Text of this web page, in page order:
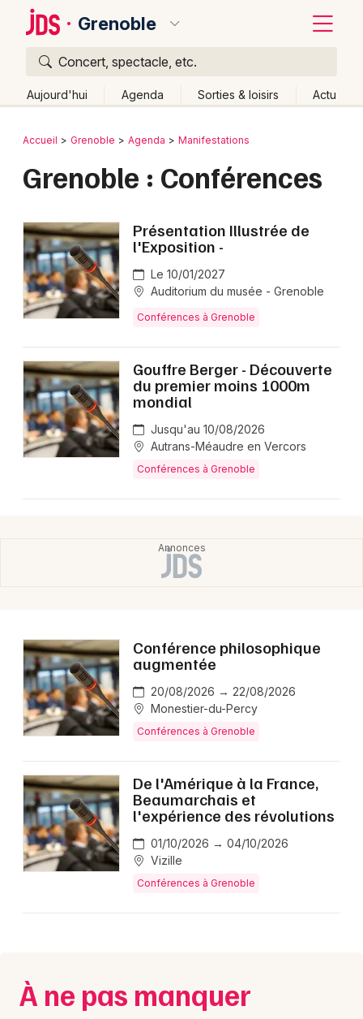
Grenoble
Concert, spectacle, etc.
Aujourd'hui Agenda Sorties & loisirs Actu
Publier un événement
Grands événements
Activité & Expérience
Manifestations
Foires & salons
Spectacles
Concerts
Conférences en Isère
Conférences en Rhône-Alpes
Newsletter des sorties
Artistes en tournée
Bordeaux
Lille
Lyon
Marseille
Montpellier
Nantes
Nice
Strasbourg
Retour
Accueil Grenoble Agenda Manifestations
Grenoble : Conférences
Présentation Illustrée de
l'Exposition -
Le 10/01/2027
Auditorium du musée - Grenoble
Conférences à Grenoble
Gouffre Berger - Découverte
du premier moins 1000m
mondial
Jusqu'au 10/08/2026
Autrans-Méaudre en Vercors
Conférences à Grenoble
Conférence philosophique
augmentée
20/08/2026 → 22/08/2026
Monestier-du-Percy
Conférences à Grenoble
De l'Amérique à la France,
Beaumarchais et
l'expérience des révolutions
01/10/2026 → 04/10/2026
Vizille
Conférences à Grenoble
À ne pas manquer
Quoi ?
Où ?
Partout
Près de moi Changer de lieu
Aujourd'hui
Demain Ce week-end